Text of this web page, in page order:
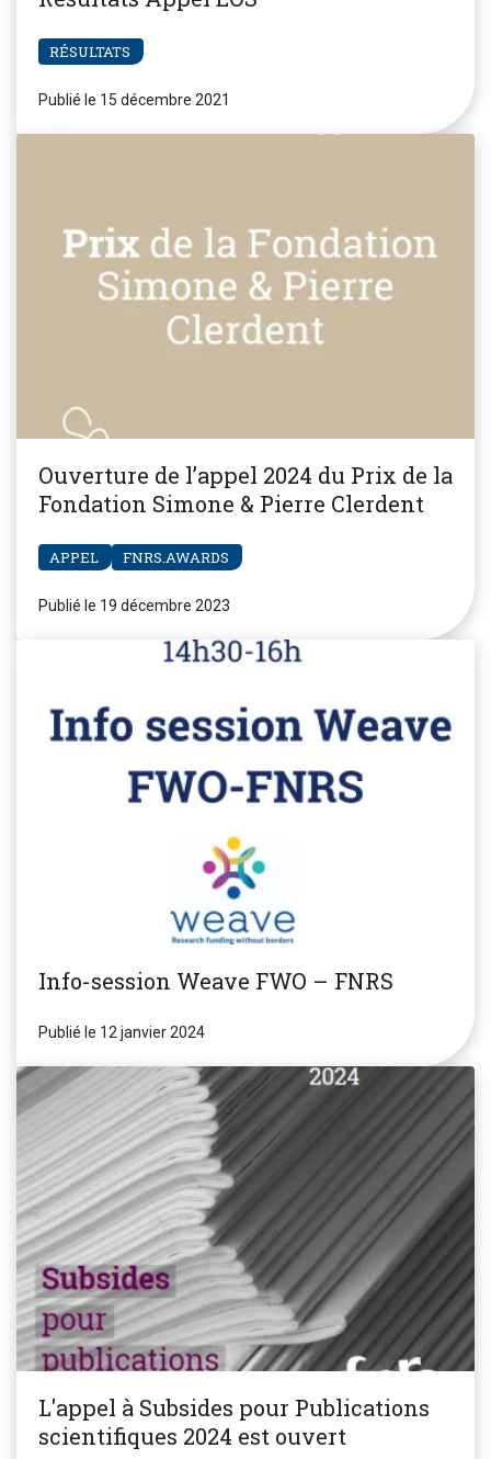
RÉSULTATS
Publié le 15 décembre 2021
Ouverture de l’appel 2024 du Prix de la
Fondation Simone & Pierre Clerdent
APPEL FNRS.AWARDS
Publié le 19 décembre 2023
Info-session Weave FWO – FNRS
Publié le 12 janvier 2024
L'appel à Subsides pour Publications
scientifiques 2024 est ouvert